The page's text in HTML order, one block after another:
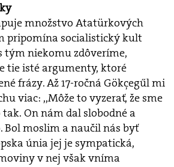
množstvo Atatürkových
pripomína socialistický kult
tým niekomu zdôveríme,
tie isté argumenty, ktoré
frázy. Až 17-ročná Gökçegűl mi
viac: ,,Môže to vyzerať, že sme
On nám dal slobodné a
Bol moslim a naučil nás byť
únia jej je sympatická,
v nej však vníma